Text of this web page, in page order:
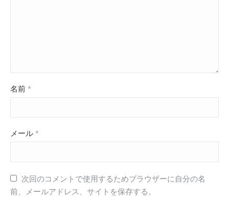
名前 *
メール *
次回のコメントで使用するためブラウザーに自分の名
前、メールアドレス、サイトを保存する。